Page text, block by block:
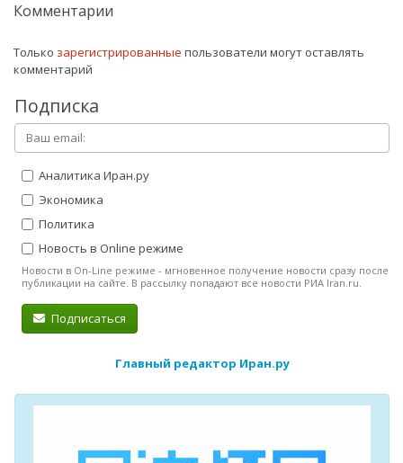
Комментарии
Только зарегистрированные пользователи могут оставлять
комментарий
Подписка
Аналитика Иран.ру
Экономика
Политика
Новость в Online режиме
Новости в On-Line режиме - мгновенное получение новости сразу после
публикации на сайте. В рассылку попадают все новости РИА Iran.ru.
Подписаться
Главный редактор Иран.ру